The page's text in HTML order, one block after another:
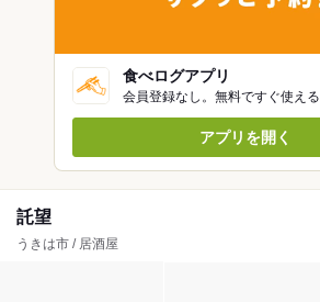
食べログアプリ
会員登録なし。無料ですぐ使える
アプリを開く
託望
うきは市 / 居酒屋